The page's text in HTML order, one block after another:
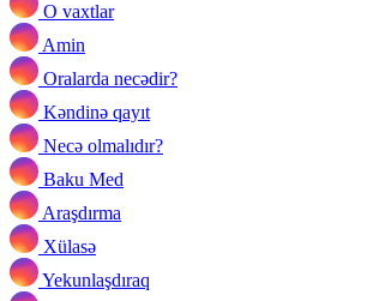
O vaxtlar
Amin
Oralarda necədir?
Kəndinə qayıt
Necə olmalıdır?
Baku Med
Araşdırma
Xülasə
Yekunlaşdıraq